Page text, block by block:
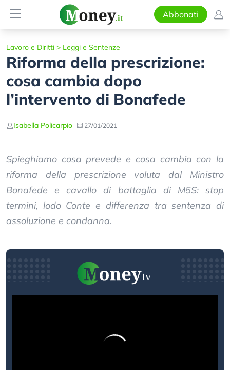
Abbonati
Lavoro e Diritti > Leggi e Sentenze
Riforma della prescrizione:
cosa cambia dopo
l’intervento di Bonafede
Isabella Policarpio 27/01/2021
Spieghiamo cosa prevede e cosa cambia con la
riforma della prescrizione voluta dal Ministro
Bonafede e cavallo di battaglia di M5S: stop
termini, lodo Conte e differenza tra sentenza di
assoluzione e condanna.